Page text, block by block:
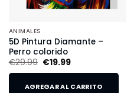
ANIMALES
5D Pintura Diamante –
Perro colorido
€29.99 €19.99
AGREGAR AL CARRITO